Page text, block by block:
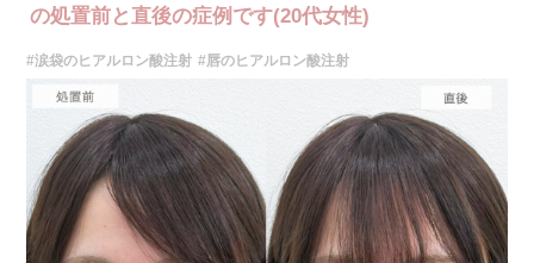
の処置前と直後の症例です(20代女性)
#涙袋のヒアルロン酸注射 #唇のヒアルロン酸注射